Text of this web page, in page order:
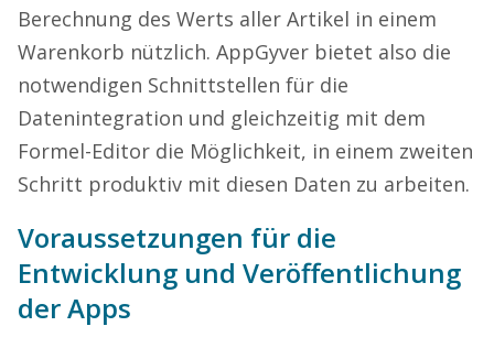
Berechnung des Werts aller Artikel in einem
Warenkorb nützlich. AppGyver bietet also die
notwendigen Schnittstellen für die
Datenintegration und gleichzeitig mit dem
Formel-Editor die Möglichkeit, in einem zweiten
Schritt produktiv mit diesen Daten zu arbeiten.
Voraussetzungen für die
Entwicklung und Veröffentlichung
der Apps